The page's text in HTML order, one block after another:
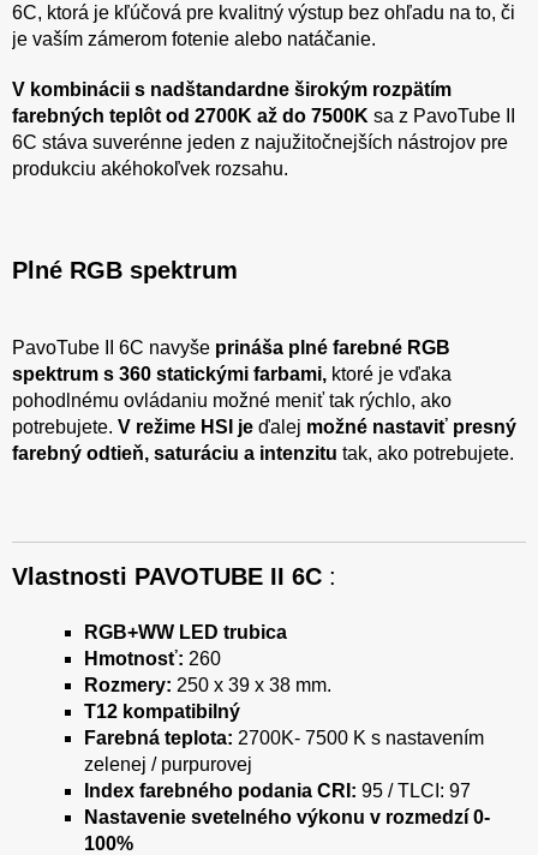
6C, ktorá je kľúčová pre kvalitný výstup bez ohľadu na to, či
je vaším zámerom fotenie alebo natáčanie.
V kombinácii s nadštandardne širokým rozpätím
farebných teplôt od 2700K až do 7500K sa z PavoTube II
6C stáva suverénne jeden z najužitočnejších nástrojov pre
produkciu akéhokoľvek rozsahu.
Plné RGB spektrum
PavoTube II 6C navyše prináša plné farebné RGB
spektrum s 360 statickými farbami, ktoré je vďaka
pohodlnému ovládaniu možné meniť tak rýchlo, ako
potrebujete. V režime HSI je ďalej možné nastaviť presný
farebný odtieň, saturáciu a intenzitu tak, ako potrebujete.
Vlastnosti PAVOTUBE II 6C :
RGB+WW LED trubica
Hmotnosť: 260
Rozmery: 250 x 39 x 38 mm.
T12 kompatibilný
Farebná teplota: 2700K- 7500 K s nastavením
zelenej / purpurovej
Index farebného podania CRI: 95 / TLCI: 97
Nastavenie svetelného výkonu v rozmedzí 0-
100%